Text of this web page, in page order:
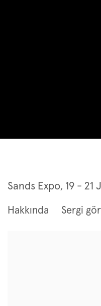
Art SG 2024
Sands Expo, 19 - 21
Hakkında Sergi